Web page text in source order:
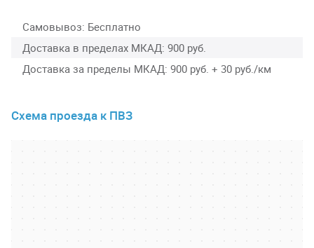
Самовывоз Бесплатно
Доставка в пределах МКАД 900 руб.
Доставка за пределы МКАД 900 руб. + 30 руб./км
Схема проезда к ПВЗ